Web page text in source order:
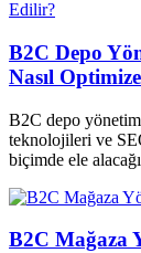
B2C Depo
Nasıl
B2C depo
teknolojileri ve
biçimde ele
B2C Mağaza